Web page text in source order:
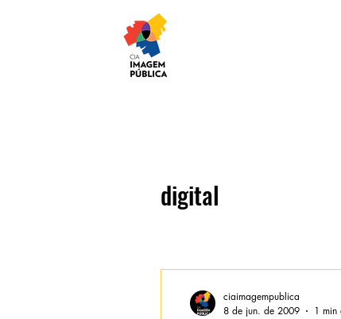
digital
ciaimagempublica
8 de jun. de 2009
1 min